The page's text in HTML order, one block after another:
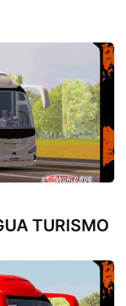
TURISMO